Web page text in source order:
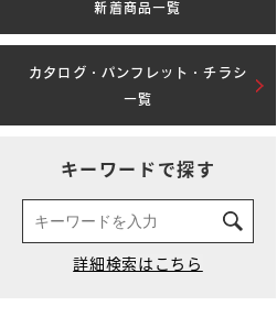
新着商品一覧
カタログ・パンフレット・チラシ
一覧
キーワードで探す